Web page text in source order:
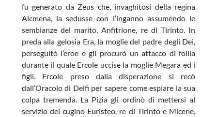
fu generato da Zeus che, invaghitosi della regina
Alcmena, la sedusse con l’inganno assumendo le
sembianze del marito, Anfitrione, re di Tirinto. In
preda alla gelosia Era, la moglie del padre degli Dei,
perseguitò l’eroe e gli procurò un attacco di follia
durante il quale Ercole uccise la moglie Megara ed i
figli. Ercole preso dalla disperazione si recò
dall’Oracolo di Delfi per sapere come espiare la sua
colpa tremenda. La Pizia gli ordinò di mettersi al
servizio del cugino Euristeo, re di Tirinto e Micene,